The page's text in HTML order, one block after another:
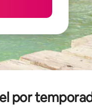
por